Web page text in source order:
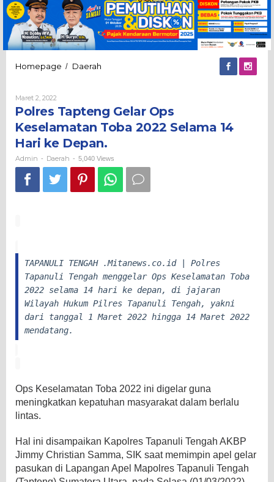
Homepage / Daerah
Keselamatan
Toba
2022
Selama
Hari
ke
Depan.
Maret 2, 2022
Polres Tapteng Gelar Ops
Keselamatan Toba 2022 Selama 14
Hari ke Depan.
Admin - Daerah - 5,040 Views
TAPANULI TENGAH .Mitanews.co.id | Polres
Tapanuli Tengah menggelar Ops Keselamatan Toba
2022 selama 14 hari ke depan, di jajaran
Wilayah Hukum Pilres Tapanuli Tengah, yakni
dari tanggal 1 Maret 2022 hingga 14 Maret 2022
mendatang.
Ops Keselamatan Toba 2022 ini digelar guna
meningkatkan kepatuhan masyarakat dalam berlalu
lintas.
Hal ini disampaikan Kapolres Tapanuli Tengah AKBP
Jimmy Christian Samma, SIK saat memimpin apel gelar
pasukan di Lapangan Apel Mapolres Tapanuli Tengah